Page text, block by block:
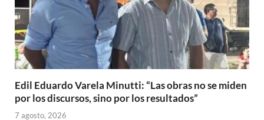
Edil Eduardo Varela Minutti: “Las obras no se miden
por los discursos, sino por los resultados”
7 agosto, 2026